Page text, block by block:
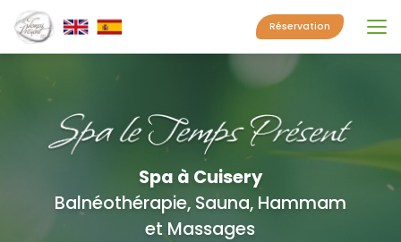
Aller
au
contenu
principal
Réservation
Spa à Cuisery
Balnéothérapie, Sauna, Hammam
et Massages